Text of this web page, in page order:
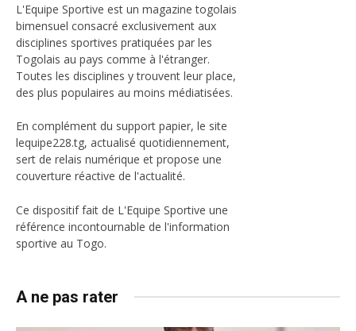
L'Equipe Sportive est un magazine togolais
bimensuel consacré exclusivement aux
disciplines sportives pratiquées par les
Togolais au pays comme à l'étranger.
Toutes les disciplines y trouvent leur place,
des plus populaires au moins médiatisées.
En complément du support papier, le site
lequipe228.tg, actualisé quotidiennement,
sert de relais numérique et propose une
couverture réactive de l'actualité.
Ce dispositif fait de L'Equipe Sportive une
référence incontournable de l'information
sportive au Togo.
A ne pas rater